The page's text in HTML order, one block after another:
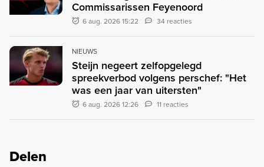
Commissarissen Feyenoord
6 aug. 2026 15:22 34 reacties
NIEUWS
Steijn negeert zelfopgelegd
spreekverbod volgens perschef: "Het
was een jaar van uitersten"
6 aug. 2026 12:26 11 reacties
Delen